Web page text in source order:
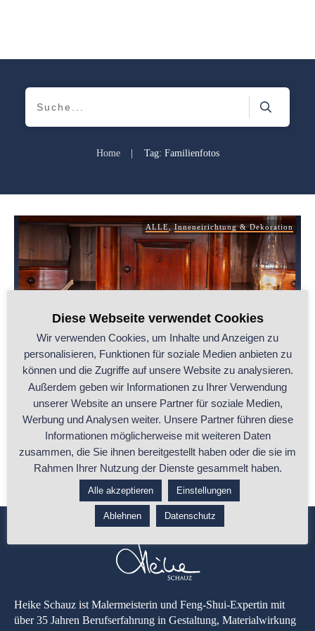
Home Tag: Familienfotos
ALLE,Inneneirichtung & Dekoration
Antiquitäten und Feng Shui: Eine Harmonie aus
Geschichte, Erinnerung und Energie
Antiquitäten und Erbstücke sind weit mehr als bloße Dekoration. Sie
tragen Erinnerungen, Geschichten und...
...ganzen Beitrag lesen
Heike Schauz ist Malermeisterin und Feng-Shui-Expertin mit
über 35 Jahren Berufserfahrung in Gestaltung, Materialwirkung
Diese Webseite verwendet Cookies
Wir verwenden Cookies, um Inhalte und Anzeigen zu
personalisieren, Funktionen für soziale Medien anbieten zu
können und die Zugriffe auf unsere Website zu analysieren.
Außerdem geben wir Informationen zu Ihrer Verwendung
unserer Website an unsere Partner für soziale Medien,
Werbung und Analysen weiter. Unsere Partner führen diese
Informationen möglicherweise mit weiteren Daten
zusammen, die Sie ihnen bereitgestellt haben oder die sie im
Rahmen Ihrer Nutzung der Dienste gesammelt haben.
Alle akzeptieren Einstellungen
Ablehnen Datenschutz